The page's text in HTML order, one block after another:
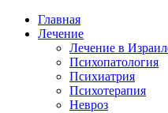
Главная
Лечение
Лечение в
Психопатология
Психиатрия
Психотерапия
Невроз